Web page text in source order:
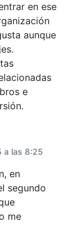
en ese
aunque
e
a las 8:25
en
segundo
me